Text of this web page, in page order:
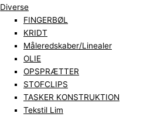
Diverse
FINGERBØL
KRIDT
Måleredskaber/Linealer
OLIE
OPSPRÆTTER
STOFCLIPS
TASKER KONSTRUKTION
Tekstil Lim